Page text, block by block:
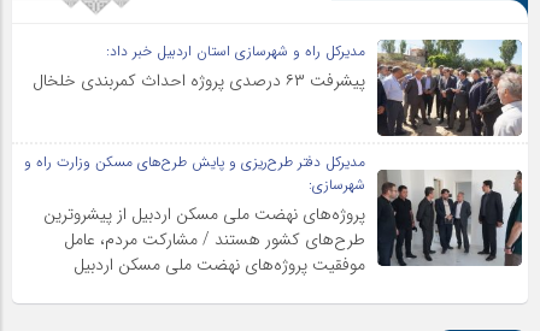
مدیرکل راه و شهرسازی استان اردبیل خبر داد:
پیشرفت ۶۳ درصدی پروژه احداث کمربندی خلخال
مدیرکل دفتر طرح‌ریزی و پایش طرح‌های مسکن وزارت راه و
شهرسازی:
پروژه‌های نهضت ملی مسکن اردبیل از پیشروترین
طرح‌های کشور هستند / مشارکت مردم، عامل
موفقیت پروژه‌های نهضت ملی مسکن اردبیل